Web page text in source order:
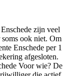
zijn veel
ook niet. Om
Enschede per 1
afgesloten.
Voor wie? De